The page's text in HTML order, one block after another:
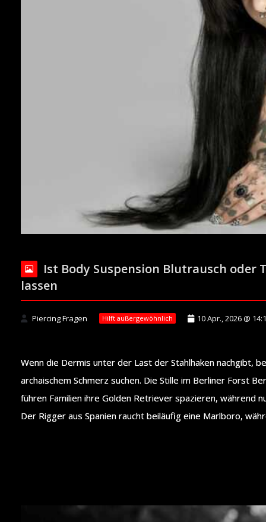
Ist Body Suspension Blutrausch oder
lassen
Piercing Fragen Hilft außergewöhnlich 10 Apr., 2026 @
Wenn die Dermis unter der Last der Stahlhaken nachgibt,
archaischem Schmerz suchen. Die Stille im Berliner Forst
führen Familien ihre Golden Retriever spazieren, während
Der Rigger aus Spanien raucht beiläufig eine Marlboro,